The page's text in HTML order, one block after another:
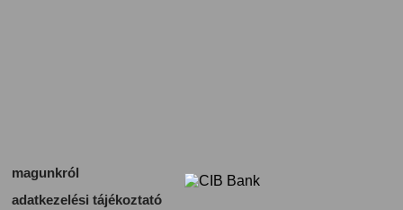
magunkról
adatkezelési tájékoztató